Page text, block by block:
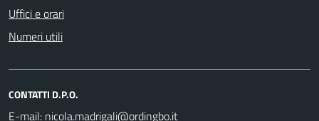
Uffici e orari
Numeri utili
CONTATTI D.P.O.
E-mail: